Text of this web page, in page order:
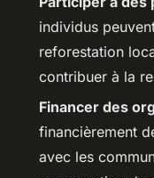
individus
reforestation
contribuer à la
Financer des
financièrement
avec les